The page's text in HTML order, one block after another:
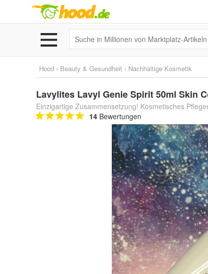
Hood › Beauty & Gesundheit › Nachhaltige Kosmetik
Lavylites Lavyl Genie Spirit 50ml Skin
Einzigartige Zusammensetzung! Kosmetisches
14 Bewertungen